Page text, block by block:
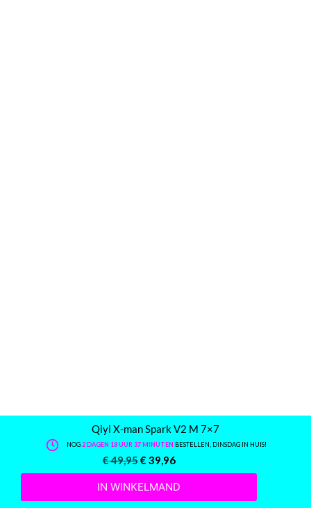
Qiyi X-man Spark V2 M 7×7
NOG2 DAGEN 18 UUR 37 MINUTEN BESTELLEN, DINSDAG IN HUIS!
€49,95€ 39,96
IN WINKELMAND